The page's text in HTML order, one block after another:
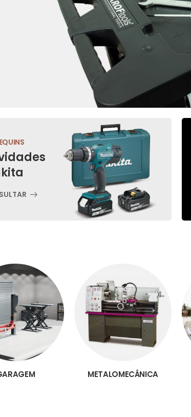
METALOMECÂNICA